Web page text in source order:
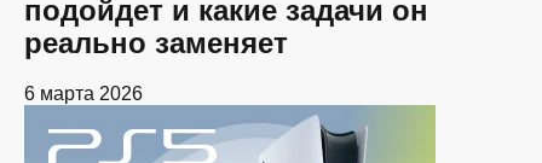
подойдет и какие задачи он
реально заменяет
6 марта 2026